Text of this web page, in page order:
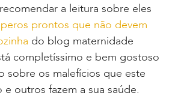
a leitura sobre eles
prontos que não devem
do blog maternidade
completíssimo e bem gostoso
sobre os malefícios que este
outros fazem a sua saúde.